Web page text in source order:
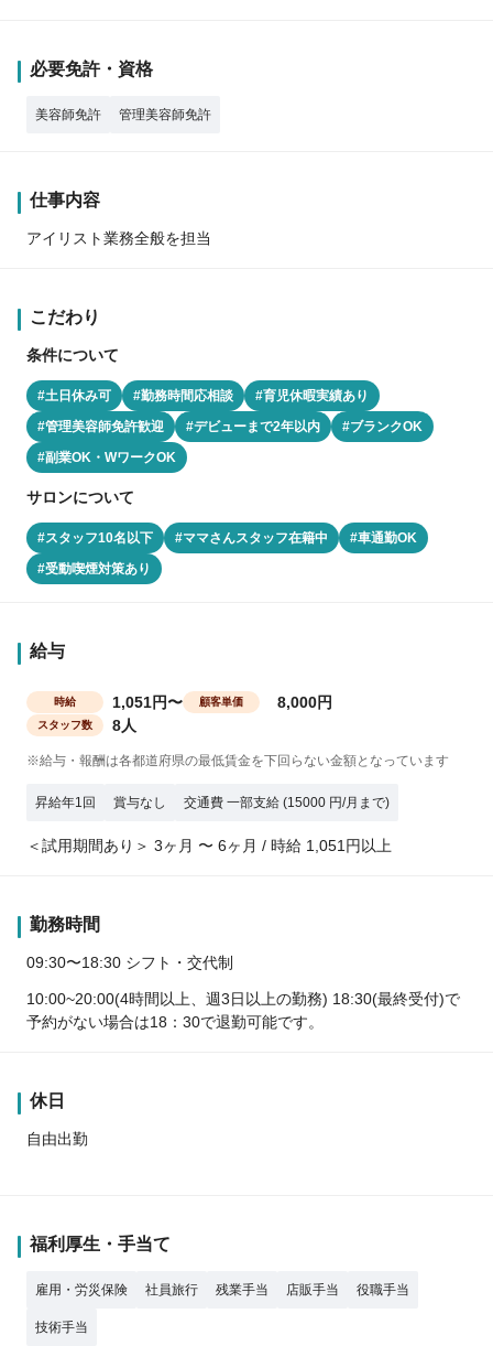
必要免許・資格
美容師免許 管理美容師免許
仕事内容
アイリスト業務全般を担当
こだわり
条件について
#土日休み可 #勤務時間応相談
#育児休暇実績あり
#管理美容師免許歓迎
#デビューまで2年以内
#ブランクOK
#副業OK・WワークOK
サロンについて
#スタッフ10名以下 #ママさんスタッフ在籍中
#車通勤OK
#受動喫煙対策あり
給与
時給 1,051円〜 顧客単価 8,000円
スタッフ数 8人
※給与・報酬は各都道府県の最低賃金を下回らない金額となっています
昇給年1回 賞与なし 交通費 一部支給 (15000 円/月まで)
＜試用期間あり＞ 3ヶ月 〜 6ヶ月 / 時給 1,051円以上
勤務時間
09:30〜18:30 シフト・交代制
10:00~20:00(4時間以上、週3日以上の勤務) 18:30(最終受付)で
予約がない場合は18：30で退勤可能です。
休日
自由出勤
福利厚生・手当て
雇用・労災保険 社員旅行 残業手当 店販手当 役職手当
技術手当